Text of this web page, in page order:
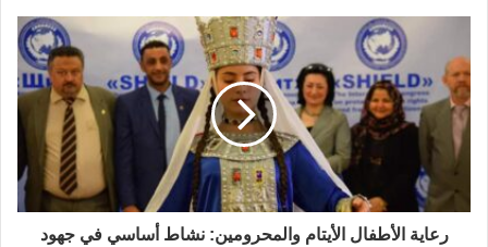
رعاية الأطفال الأيتام والمحرومين: نشاط أساسي في جهود